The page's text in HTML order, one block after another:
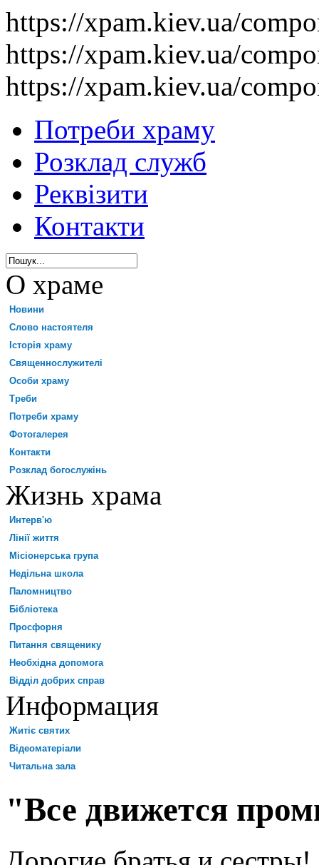
https://xpam.kiev.ua/
https://xpam.kiev.ua/
https://xpam.kiev.ua/
Потреби храму
Розклад служб
Реквізити
Контакти
О храме
Новини
Слово настоятеля
Історія храму
Священнослужителі
Особи храму
Треби
Потреби храму
Фотогалерея
Контакти
Розклад богослужінь
Жизнь храма
Интерв'ю
Лінії життя
Місіонерська група
Недільна школа
Паломництво
Бібліотека
Просфорня
Питання священику
Необхідна допомога
Відділ добрих справ
Информация
Житіє святих
Відеоматеріали
Читальна зала
"Все движется